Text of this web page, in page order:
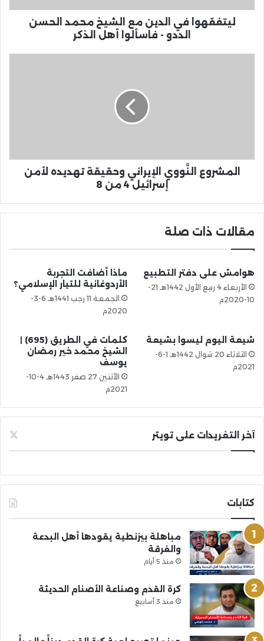
ليتفقهوا في الدين مع الشيخ محمد الحسن
الددو - فاسألوا أهل الذكر
المشروع النَّووي الإيراني وحقيقة تهديده لأمن
إسرائيل 4 من 8
مقالات ذات صلة
هوامش على دفتر التطبيع
الأربعاء 4 ربيع الأول 1442هـ 21-
10-2020م
ماذا أضافت التجربة
الأردوغانية للتيار الإسلامي؟
الجمعة 11 رجب 1441هـ 6-3-
2020م
شيعة اليوم ليسوا بشيعة
الثلاثاء 20 شوال 1442هـ 1-6-
2021م
كلمات في الطريق (695) |
الشيخ محمد خير رمضان
يوسف
الأثنين 27 صفر 1443هـ 4-10-
2021م
آخر التغريدات على تويتر
كتابات
مباهلة بيزنطية يقودها أهل البدعة
والفرقة
منذ 5 أيام
كرة القدم وصناعة الأصنام الحديثة
منذ 3 أسابيع